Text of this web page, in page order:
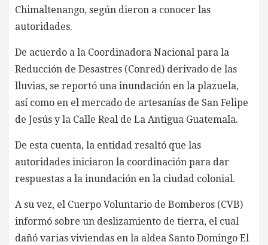
Chimaltenango, según dieron a conocer las
autoridades.
De acuerdo a la Coordinadora Nacional para la
Reducción de Desastres (Conred) derivado de las
lluvias, se reportó una inundación en la plazuela,
así como en el mercado de artesanías de San Felipe
de Jesús y la Calle Real de La Antigua Guatemala.
De esta cuenta, la entidad resaltó que las
autoridades iniciaron la coordinación para dar
respuestas a la inundación en la ciudad colonial.
A su vez, el Cuerpo Voluntario de Bomberos (CVB)
informó sobre un deslizamiento de tierra, el cual
dañó varias viviendas en la aldea Santo Domingo El